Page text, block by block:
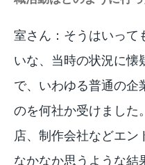
室さん：そうはいって
いな、当時の状況に懐
で、いわゆる普通の企
のを何社か受けました
店、制作会社などエン
なかなか思うような結